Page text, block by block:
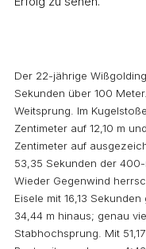
Der 22-jährige
Sekunden über 100
Weitsprung. Im
Zentimeter auf 12,10 m
Zentimeter auf
53,35 Sekunden der
Wieder Gegenwind
Eisele mit 16,13
34,44 m hinaus; genau
Stabhochsprung. Mit